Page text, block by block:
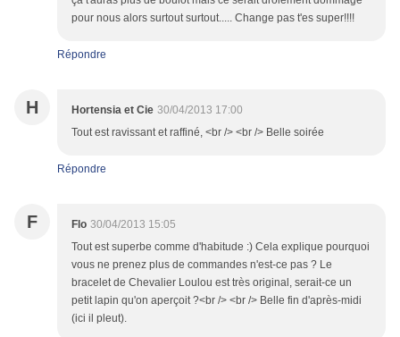
pour nous alors surtout surtout..... Change pas t'es super!!!!
Répondre
H Hortensia et Cie 30/04/2013 17:00
Tout est ravissant et raffiné, <br /> <br /> Belle soirée
Répondre
F Flo 30/04/2013 15:05
Tout est superbe comme d'habitude :) Cela explique pourquoi
vous ne prenez plus de commandes n'est-ce pas ? Le
bracelet de Chevalier Loulou est très original, serait-ce un
petit lapin qu'on aperçoit ?<br /> <br /> Belle fin d'après-midi
(ici il pleut).